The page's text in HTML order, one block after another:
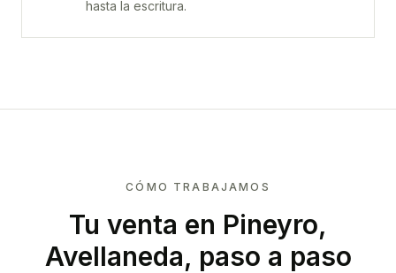
hasta la escritura.
CÓMO TRABAJAMOS
Tu venta en Pineyro,
Avellaneda, paso a paso